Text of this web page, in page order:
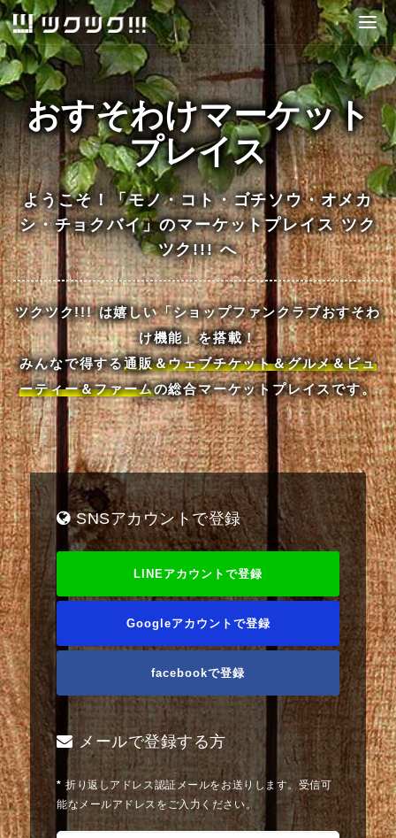
おすそわけマーケット
プレイス
ようこそ！「モノ・コト・ゴチソウ・オメカ
シ・チョクバイ」のマーケットプレイス ツク
ツク!!! へ
ツクツク!!! は嬉しい「ショップファンクラブおすそわ
け機能」を搭載！
みんなで得する通販＆ウェブチケット＆グルメ＆ビュ
ーティー＆ファームの総合マーケットプレイスです。
SNSアカウントで登録
LINEアカウントで登録
Googleアカウントで登録
facebookで登録
メールで登録する方
* 折り返しアドレス認証メールをお送りします。受信可
能なメールアドレスをご入力ください。